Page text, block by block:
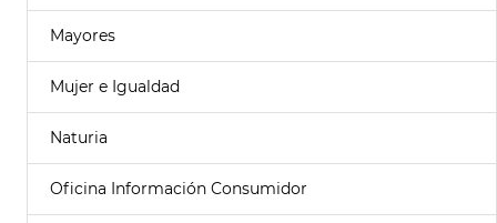
Mayores
Mujer e Igualdad
Naturia
Oficina Información Consumidor